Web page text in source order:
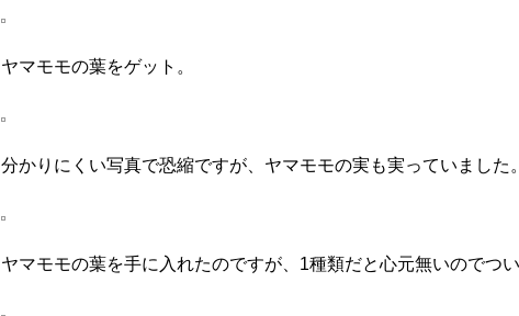
ヤマモモの葉をゲット。
分かりにくい写真で恐縮ですが、ヤマモモの実も実っていました。
ヤマモモの葉を手に入れたのですが、1種類だと心元無いのでつ